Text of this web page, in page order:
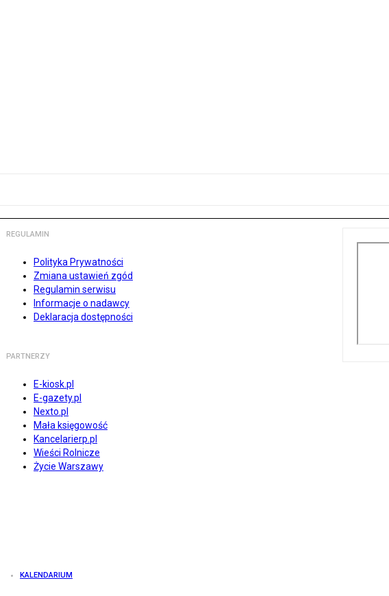
REGULAMIN
Polityka Prywatności
Zmiana ustawień zgód
Regulamin serwisu
Informacje o nadawcy
Deklaracja dostępności
PARTNERZY
E-kiosk.pl
E-gazety.pl
Nexto.pl
Mała księgowość
Kancelarierp.pl
Wieści Rolnicze
Życie Warszawy
KALENDARIUM